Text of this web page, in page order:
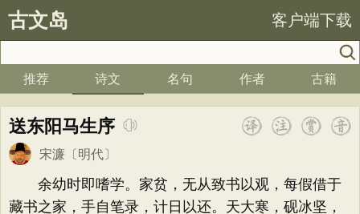
古文岛 客户端下载
推荐 诗文 名句 作者 古籍
送东阳马生序
宋濂 〔明代〕
余幼时即嗜学。家贫，无从致书以观，每假借于
藏书之家，手自笔录，计日以还。天大寒，砚冰坚，